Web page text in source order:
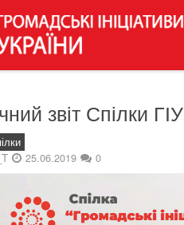
звіт Спілки
25.06.2019 0